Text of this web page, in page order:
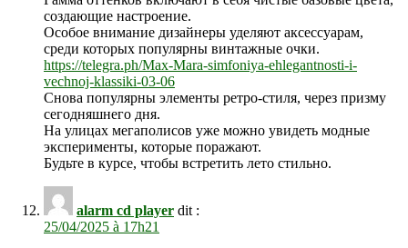
создающие настроение.
Особое внимание дизайнеры уделяют аксессуарам,
среди которых популярны винтажные очки.
https://telegra.ph/Max-Mara-simfoniya-ehlegantnosti-i-
vechnoj-klassiki-03-06
Снова популярны элементы ретро-стиля, через призму
сегодняшнего дня.
На улицах мегаполисов уже можно увидеть модные
эксперименты, которые поражают.
Будьте в курсе, чтобы встретить лето стильно.
alarm cd player dit :
25/04/2025 à 17h21